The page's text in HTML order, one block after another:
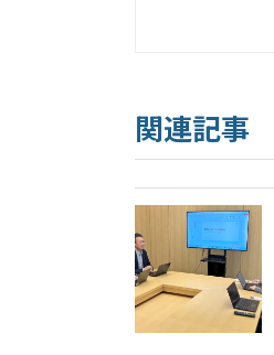
関連記事